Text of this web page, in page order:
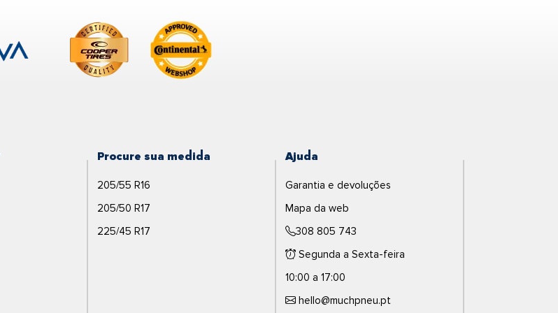
Procure sua medida
205/55 R16
205/50 R17
225/45 R17
Ajuda
Garantia e devoluções
Mapa da web
308 805 743
Segunda a Sexta-feira
10:00 a 17:00
hello@muchpneu.pt